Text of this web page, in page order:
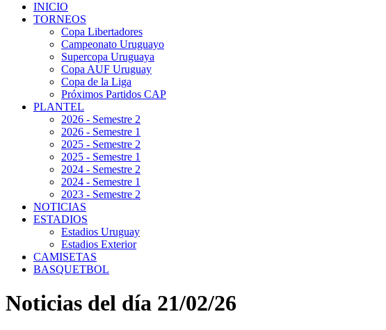
INICIO
TORNEOS
Copa Libertadores
Campeonato Uruguayo
Supercopa Uruguaya
Copa AUF Uruguay
Copa de la Liga
Próximos Partidos CAP
PLANTEL
2026 - Semestre 2
2026 - Semestre 1
2025 - Semestre 2
2025 - Semestre 1
2024 - Semestre 2
2024 - Semestre 1
2023 - Semestre 2
NOTICIAS
ESTADIOS
Estadios Uruguay
Estadios Exterior
CAMISETAS
BASQUETBOL
Noticias del día 21/02/26